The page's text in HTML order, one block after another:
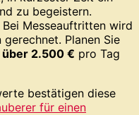
zu begeistern.
Bei Messeauftritten wird
Planen Sie
2.500 € pro Tag
bestätigen diese
für einen